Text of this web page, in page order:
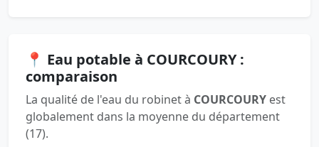
📍 Eau potable à COURCOURY :
comparaison
La qualité de l'eau du robinet à COURCOURY est
globalement dans la moyenne du département
(17).